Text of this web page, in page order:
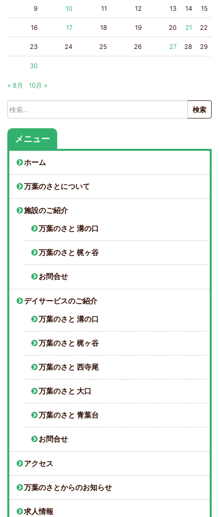
9 10 11 12 13 14 15
16 17 18 19 20 21 22
23 24 25 26 27 28 29
30
« 8月 10月 »
検
索:
メニュー
ホーム
万葉のさとについて
施設のご紹介
万葉のさと 溝の口
万葉のさと 梶ヶ谷
お問合せ
デイサービスのご紹介
万葉のさと 溝の口
万葉のさと 梶ヶ谷
万葉のさと 西寺尾
万葉のさと 大口
万葉のさと 青葉台
お問合せ
アクセス
万葉のさとからのお知らせ
求人情報